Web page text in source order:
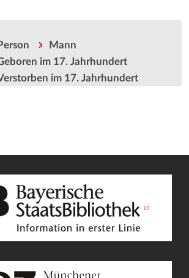
Mann
im 17. Jahrhundert
im 17. Jahrhundert